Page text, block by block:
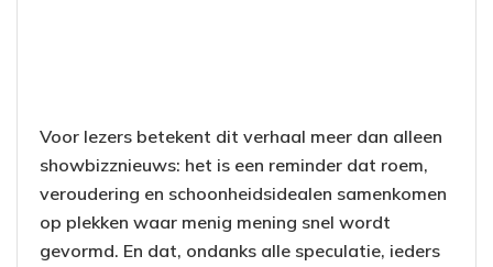
Voor lezers betekent dit verhaal meer dan alleen
showbizznieuws: het is een reminder dat roem,
veroudering en schoonheidsidealen samenkomen
op plekken waar menig mening snel wordt
gevormd. En dat, ondanks alle speculatie, ieders